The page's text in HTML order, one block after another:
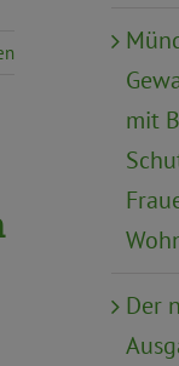
mit
Der